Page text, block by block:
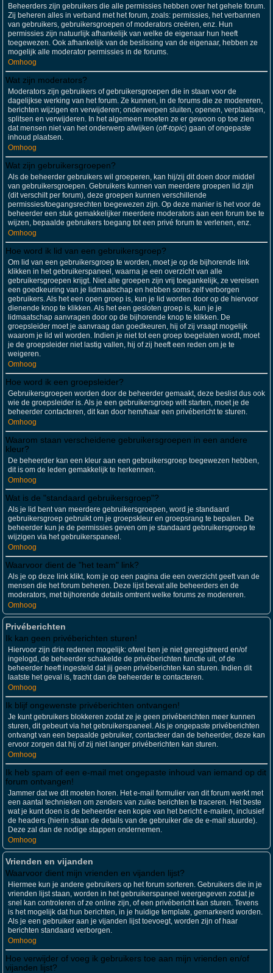
Beheerders zijn gebruikers die alle permissies hebben over het gehele forum.
Zij beheren alles in verband met het forum, zoals: permissies, het verbannen
van gebruikers, gebruikersgroepen of moderators creëren, enz. Hun
permissies zijn natuurlijk afhankelijk van welke de eigenaar hun heeft
toegewezen. Ook afhankelijk van de beslissing van de eigenaar, hebben ze
mogelijk alle moderator permissies in de forums.
Omhoog
Wat zijn moderators?
Moderators zijn gebruikers of gebruikersgroepen die in staan voor de
dagelijkse werking van het forum. Ze kunnen, in de forums die ze modereren,
berichten wijzigen en verwijderen; onderwerpen sluiten, openen, verplaatsen,
splitsen en verwijderen. In het algemeen moeten ze er gewoon op toe zien
dat mensen niet van het onderwerp afwijken (off-topic) gaan of ongepaste
inhoud plaatsen.
Omhoog
Wat zijn gebruikersgroepen?
Als de beheerder gebruikers wil groeperen, kan hij/zij dit doen door middel
van gebruikersgroepen. Gebruikers kunnen van meerdere groepen lid zijn
(dit verschilt per forum), deze groepen kunnen verschillende
permissies/toegangsrechten toegewezen zijn. Op deze manier is het voor de
beheerder een stuk gemakkelijker meerdere moderators aan een forum toe te
wijzen, bepaalde gebruikers toegang tot een privé forum te verlenen, enz.
Omhoog
Hoe word ik lid van een gebruikersgroep?
Om lid van een gebruikersgroep te worden, moet je op de bijhorende link
klikken in het gebruikerspaneel, waarna je een overzicht van alle
gebruikersgroepen krijgt. Niet alle groepen zijn vrij toegankelijk, ze vereisen
een goedkeuring van je lidmaatschap en hebben soms zelf verborgen
gebruikers. Als het een open groep is, kun je lid worden door op de hiervoor
dienende knop te klikken. Als het een gesloten groep is, kun je je
lidmaatschap aanvragen door op de bijhorende knop te klikken. De
groepsleider moet je aanvraag dan goedkeuren, hij of zij vraagt mogelijk
waarom je lid wil worden. Indien je niet tot een groep toegelaten wordt, moet
je de groepsleider niet lastig vallen, hij of zij heeft een reden om je te
weigeren.
Omhoog
Hoe word ik een groepsleider?
Gebruikersgroepen worden door de beheerder gemaakt, deze beslist dus ook
wie de groepsleider is. Als je een gebruikersgroep wilt starten, moet je de
beheerder contacteren, dit kan door hem/haar een privébericht te sturen.
Omhoog
Waarom staan verscheidene gebruikersgroepen in een andere
kleur?
De beheerder kan een kleur aan een gebruikersgroep toegewezen hebben,
dit is om de leden gemakkelijk te herkennen.
Omhoog
Wat is de "standaard gebruikersgroep"?
Als je lid bent van meerdere gebruikersgroepen, word je standaard
gebruikersgroep gebruikt om je groepskleur en groepsrang te bepalen. De
beheerder kun je de permissies geven om je standaard gebruikersgroep te
wijzigen via het gebruikerspaneel.
Omhoog
Waarvoor dient de "het team" link?
Als je op deze link klikt, kom je op een pagina die een overzicht geeft van de
mensen die het forum beheren. Deze lijst bevat alle beheerders en de
moderators, met bijhorende details omtrent welke forums ze modereren.
Omhoog
Privéberichten
Ik kan geen privéberichten sturen!
Hiervoor zijn drie redenen mogelijk: ofwel ben je niet geregistreerd en/of
ingelogd, de beheerder schakelde de privéberichten functie uit, of de
beheerder heeft ingesteld dat jij geen privéberichten kan sturen. Indien dit
laatste het geval is, tracht dan de beheerder te contacteren.
Omhoog
Ik blijf ongewenste privéberichten ontvangen!
Je kunt gebruikers blokkeren zodat ze je geen privéberichten meer kunnen
sturen, dit gebeurt via het gebruikerspaneel. Als je ongepaste privéberichten
ontvangt van een bepaalde gebruiker, contacteer dan de beheerder, deze kan
ervoor zorgen dat hij of zij niet langer privéberichten kan sturen.
Omhoog
Ik heb spam of een e-mail met ongepaste inhoud van iemand op dit
forum ontvangen!
Jammer dat we dit moeten horen. Het e-mail formulier van dit forum werkt met
een aantal technieken om zenders van zulke berichten te traceren. Het beste
wat je kunt doen is de beheerder een kopie van het bericht e-mailen, inclusief
de headers (hierin staan de details van de gebruiker die de e-mail stuurde).
Deze zal dan de nodige stappen ondernemen.
Omhoog
Vrienden en vijanden
Waarvoor dient mijn vrienden en vijanden lijst?
Hiermee kun je andere gebruikers op het forum sorteren. Gebruikers die in je
vrienden lijst staan, worden in het gebruikerspaneel weergegeven zodat je
snel kan controleren of ze online zijn, of een privébericht kan sturen. Tevens
is het mogelijk dat hun berichten, in je huidige template, gemarkeerd worden.
Als je een gebruiker aan je vijanden lijst toevoegt, worden zijn of haar
berichten standaard verborgen.
Omhoog
Hoe verwijder of voeg ik gebruikers toe aan mijn vrienden en/of
vijanden lijst?